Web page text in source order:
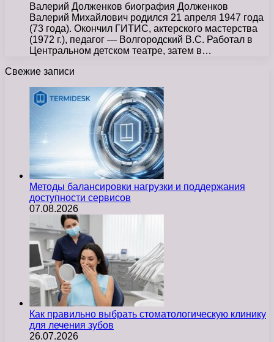
Валерий Долженков биография Долженков
Валерий Михайлович родился 21 апреля 1947 года
(73 года). Окончил ГИТИС, актерского мастерства
(1972 г.), педагог — Волгородский В.С. Работал в
Центральном детском театре, затем в…
Свежие записи
Методы балансировки нагрузки и поддержания
доступности сервисов
07.08.2026
Как правильно выбрать стоматологическую клинику
для лечения зубов
26.07.2026